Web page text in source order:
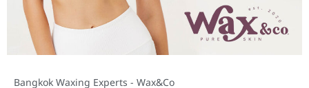
Bangkok Waxing Experts - Wax&Co